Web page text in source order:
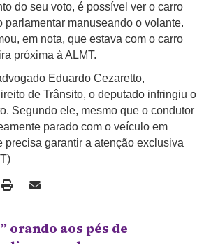
do seu voto, é possível ver o carro
parlamentar manuseando o volante.
em nota, que estava com o carro
próxima à ALMT.
Eduardo Cezaretto,
de Trânsito, o deputado infringiu o
Segundo ele, mesmo que o condutor
parado com o veículo em
precisa garantir a atenção exclusiva
orando aos pés de